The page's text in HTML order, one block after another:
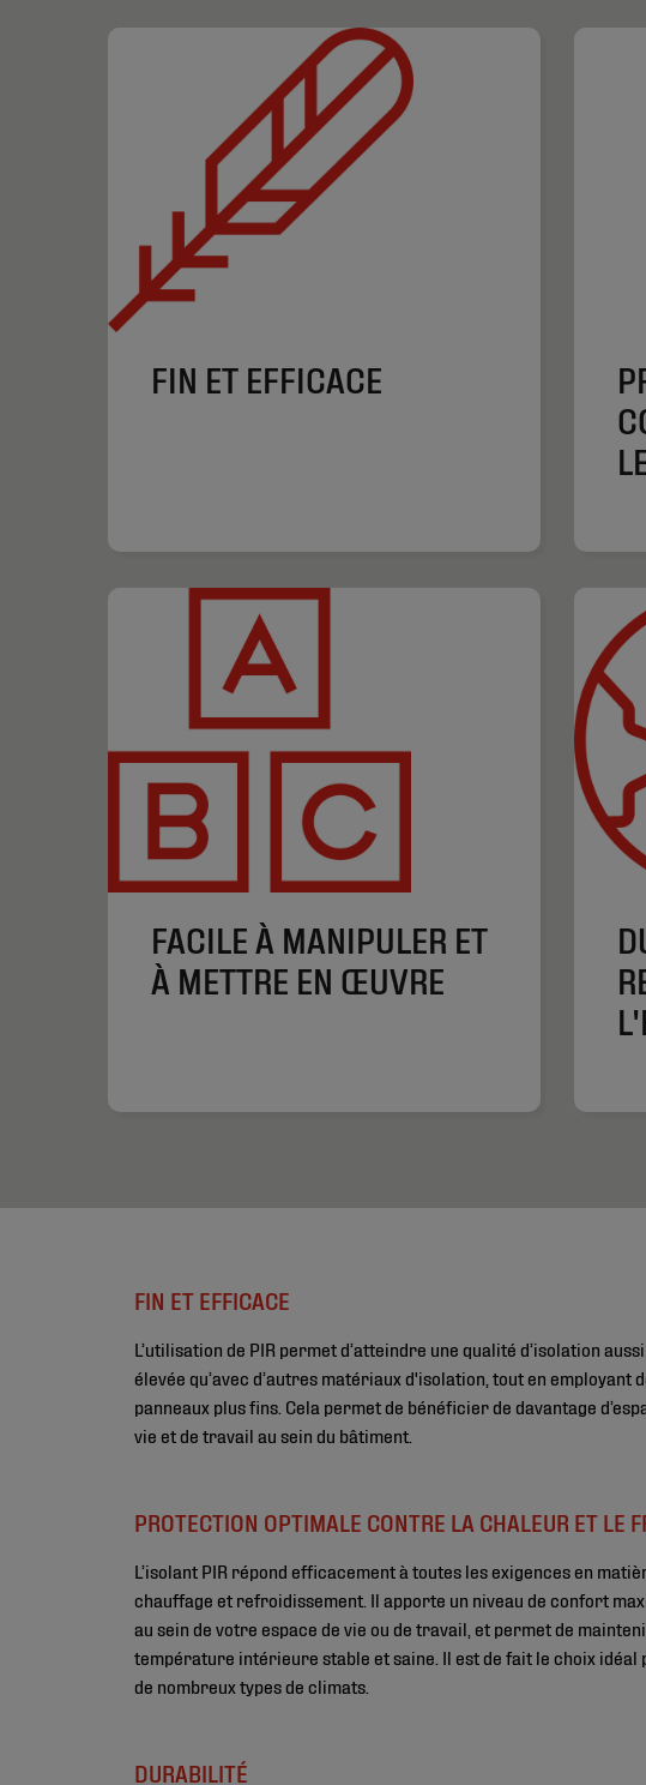
FIN ET EFFICACE
FACILE À MANIPULER ET
À METTRE EN ŒUVRE
FIN ET EFFICACE
L’utilisation de PIR permet d’atteindre une qualité d’isolation aussi
élevée qu’avec d’autres matériaux d'isolation, tout en employant
panneaux plus fins. Cela permet de bénéficier de davantage
vie et de travail au sein du bâtiment.
PROTECTION OPTIMALE CONTRE LA CHALEUR ET LE
L’isolant PIR répond efficacement à toutes les exigences en
chauffage et refroidissement. Il apporte un niveau de confort
au sein de votre espace de vie ou de travail, et permet de
température intérieure stable et saine. Il est de fait le choix idéal
de nombreux types de climats.
DURABILITÉ